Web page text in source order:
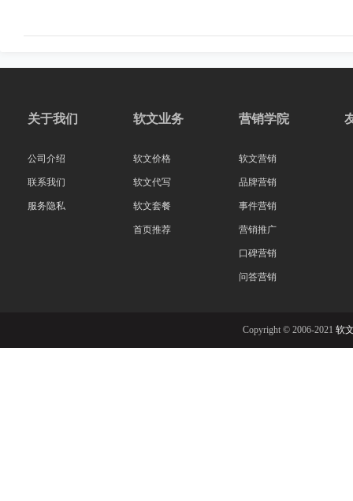
关于我们
公司介绍
联系我们
服务隐私
软文业务
软文价格
软文代写
软文套餐
首页推荐
营销学院
软文营销
品牌营销
事件营销
营销推广
口碑营销
问答营销
Copyright © 2006-2021 软